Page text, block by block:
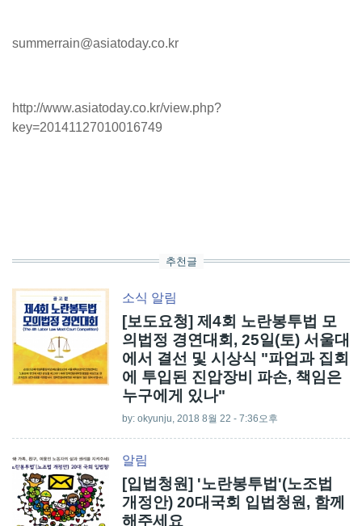
summerrain@asiatoday.co.kr
http://www.asiatoday.co.kr/view.php?
key=20141127010016749
추천글
소식 알림
[보도요청] 제4회 노란봉투법 모
의법정 경연대회, 25일(토) 서울대
에서 결선 및 시상식 "파업과 집회
에 투입된 진압장비 파손, 책임은
누구에게 있나"
by: okyunju, 2018 8월 22 - 7:36오후
알림
[입법청원] '노란봉투법'(노조법
개정안) 20대국회 입법청원, 함께
해주세요